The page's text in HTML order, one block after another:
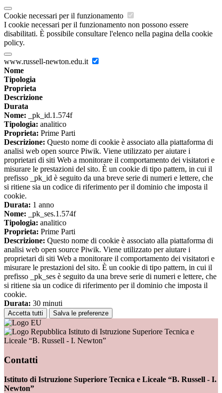
Cookie necessari per il funzionamento
I cookie necessari per il funzionamento non possono essere
disabilitati. È possibile consultare l'elenco nella pagina della cookie
policy.
www.russell-newton.edu.it
Nome
Tipologia
Proprieta
Descrizione
Durata
Nome: _pk_id.1.574f
Tipologia: analitico
Proprieta: Prime Parti
Descrizione: Questo nome di cookie è associato alla piattaforma di
analisi web open source Piwik. Viene utilizzato per aiutare i
proprietari di siti Web a monitorare il comportamento dei visitatori e
misurare le prestazioni del sito. È un cookie di tipo pattern, in cui il
prefisso _pk_id è seguito da una breve serie di numeri e lettere, che
si ritiene sia un codice di riferimento per il dominio che imposta il
cookie.
Durata: 1 anno
Nome: _pk_ses.1.574f
Tipologia: analitico
Proprieta: Prime Parti
Descrizione: Questo nome di cookie è associato alla piattaforma di
analisi web open source Piwik. Viene utilizzato per aiutare i
proprietari di siti Web a monitorare il comportamento dei visitatori e
misurare le prestazioni del sito. È un cookie di tipo pattern, in cui il
prefisso _pk_ses è seguito da una breve serie di numeri e lettere, che
si ritiene sia un codice di riferimento per il dominio che imposta il
cookie.
Durata: 30 minuti
Accetta tutti Salva le preferenze
Istituto di Istruzione Superiore Tecnica e
Liceale “B. Russell - I. Newton”
Contatti
Istituto di Istruzione Superiore Tecnica e Liceale “B. Russell - I.
Newton”